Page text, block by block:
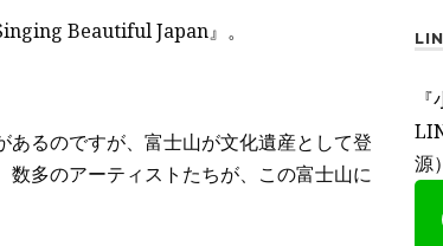
Beautiful Japan』。
るのですが、富士山が文化遺産として登
多のアーティストたちが、この富士山に
源